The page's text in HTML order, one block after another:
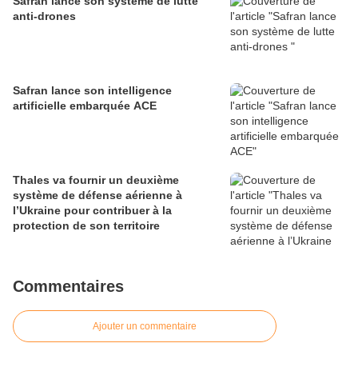
anti-drones
Safran lance son intelligence
artificielle embarquée ACE
Thales va fournir un deuxième
système de défense aérienne à
l’Ukraine pour contribuer à la
protection de son territoire
Commentaires
Ajouter un commentaire